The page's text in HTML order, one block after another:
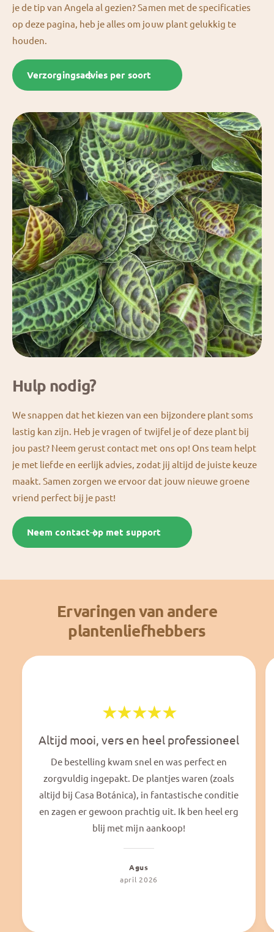
je de tip van Angela al gezien? Samen met de specificaties
op deze pagina, heb je alles om jouw plant gelukkig te
houden.
Verzorgingsadvies per soort
Hulp nodig?
We snappen dat het kiezen van een bijzondere plant soms
lastig kan zijn. Heb je vragen of twijfel je of deze plant bij
jou past? Neem gerust contact met ons op! Ons team helpt
je met liefde en eerlijk advies, zodat jij altijd de juiste keuze
maakt. Samen zorgen we ervoor dat jouw nieuwe groene
vriend perfect bij je past!
Neem contact op met support
Ervaringen van andere
plantenliefhebbers
Altijd mooi, vers en heel professioneel
De bestelling kwam snel en was perfect en
zorgvuldig ingepakt. De plantjes waren (zoals
altijd bij Casa Botánica), in fantastische conditie
en zagen er gewoon prachtig uit. Ik ben heel erg
blij met mijn aankoop!
Agus
april 2026